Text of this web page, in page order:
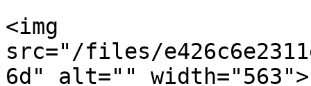
<img
src="/files/
6d" alt="" width="563">